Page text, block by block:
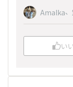
Amalka、
い